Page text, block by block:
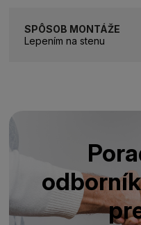
SPÔSOB MONTÁŽE
Lepením na stenu